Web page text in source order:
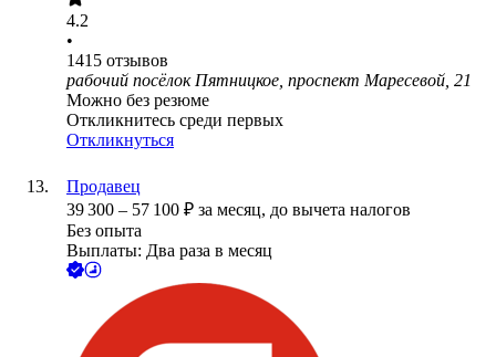
4.2
•
1415 отзывов
рабочий посёлок Пятницкое, проспект Маресевой, 21
Можно без резюме
Откликнитесь среди первых
Откликнуться
Продавец
39 300 – 57 100 ₽ за месяц, до вычета налогов
Без опыта
Выплаты: Два раза в месяц